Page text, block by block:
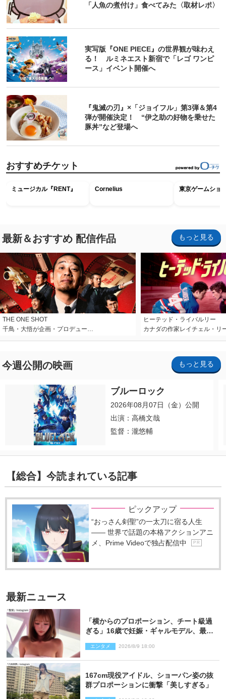
「人魚の煮付け」食べてみた〈取材レポ〉
実写版『ONE PIECE』の世界観が味わえ
る！ ルミネエスト新宿で「レゴ ワンピ
ース」イベント開催へ
『鬼滅の刃』×「ジョイフル」第3弾＆第4
弾が開催決定！ “伊之助の好物を乗せた
豚丼”など登場へ
おすすめチケット
ミュージカル『RENT』 Cornelius 東京ゲームショ
最新＆おすすめ 配信作品 もっと見る
THE ONE SHOT
千鳥・大悟が企画・プロデュー…
ヒーテッド・ライバルリー
カナダの作家レイチェル・リ
今週公開の映画 もっと見る
ブルーロック
2026年08月07日（金）公開
出演：高橋文哉
監督：瀧悠輔
【総合】今読まれている記事
ピックアップ
“おっさん剣聖”の一太刀に宿る人生
―― 世界で話題の本格アクションアニ
メ、Prime Videoで独占配信中
P R
最新ニュース
「横からのプロポーション、チート級過
ぎる」16歳で妊娠・ギャルモデル、最新
エンタメ 2026/8/9 18:00
167cm現役アイドル、ショーパン姿の抜
群プロポーションに衝撃「美しすぎる」